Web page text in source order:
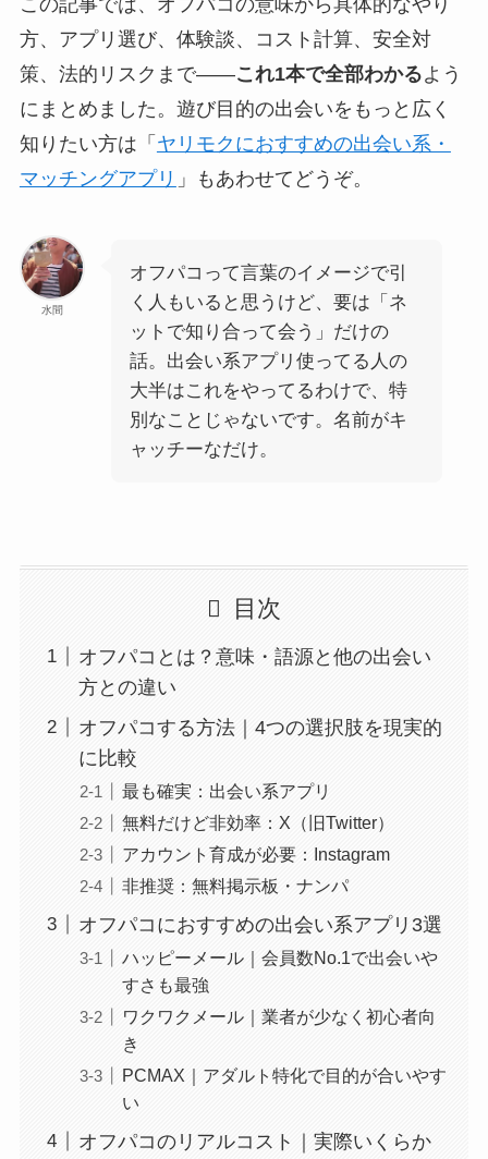
この記事では、オフパコの意味から具体的なやり
方、アプリ選び、体験談、コスト計算、安全対
策、法的リスクまで——これ1本で全部わかるよう
にまとめました。遊び目的の出会いをもっと広く
知りたい方は「 ヤリモクにおすすめの出会い系・
マッチングアプリ 」もあわせてどうぞ。
水間
オフパコって言葉のイメージで引
く人もいると思うけど、要は「ネ
ットで知り合って会う」だけの
話。出会い系アプリ使ってる人の
大半はこれをやってるわけで、特
別なことじゃないです。名前がキ
ャッチーなだけ。
目次
オフパコとは？意味・語源と他の出会い
方との違い
オフパコする方法｜4つの選択肢を現実的
に比較
最も確実：出会い系アプリ
無料だけど非効率：X（旧Twitter）
アカウント育成が必要：Instagram
非推奨：無料掲示板・ナンパ
オフパコにおすすめの出会い系アプリ3選
ハッピーメール｜会員数No.1で出会いや
すさも最強
ワクワクメール｜業者が少なく初心者向
き
PCMAX｜アダルト特化で目的が合いやす
い
オフパコのリアルコスト｜実際いくらか